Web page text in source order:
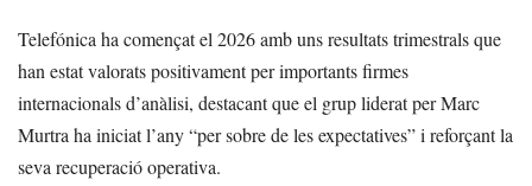
Telefónica ha començat el 2026 amb uns resultats trimestrals que
han estat valorats positivament per importants firmes
internacionals d’anàlisi, destacant que el grup liderat per Marc
Murtra ha iniciat l’any “per sobre de les expectatives” i reforçant la
seva recuperació operativa.